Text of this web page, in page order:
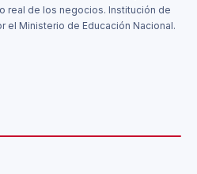
real de los negocios. Institución de
el Ministerio de Educación Nacional.